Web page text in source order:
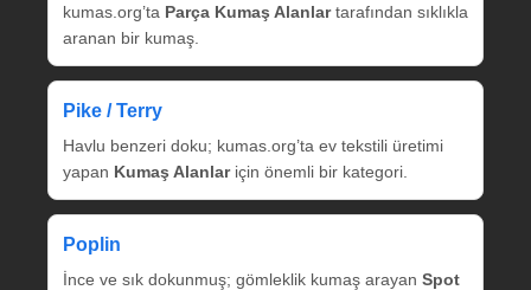
kumas.org’ta Parça Kumaş Alanlartarafından sıklıkla
aranan bir kumaş.
Pike / Terry
Havlu benzeri doku; kumas.org’ta ev tekstili üretimi
yapan Kumaş Alanlariçin önemli bir kategori.
Poplin
İnce ve sık dokunmuş; gömleklik kumaş arayan Spot